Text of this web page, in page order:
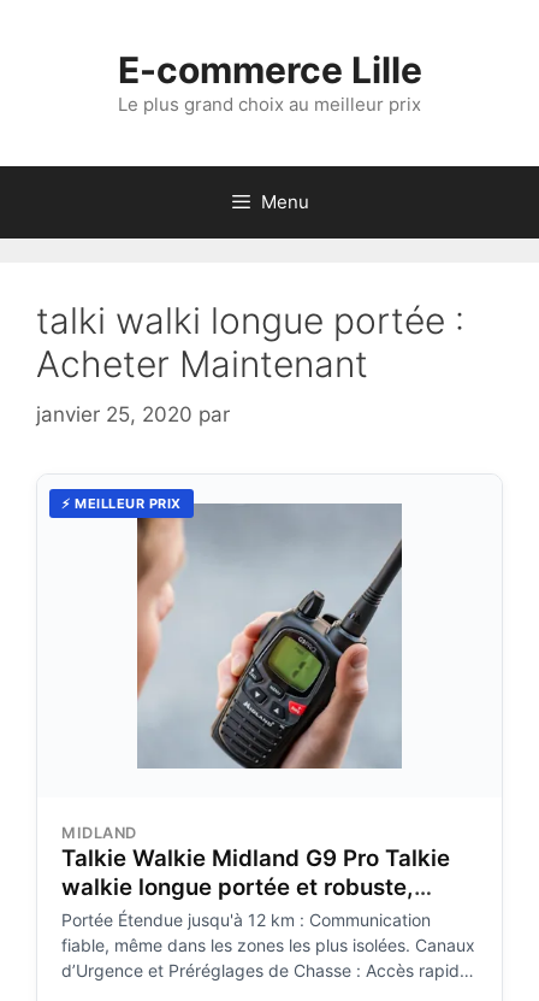
E-commerce Lille
Le plus grand choix au meilleur prix
Menu
talki walki longue portée :
Acheter Maintenant
janvier 25, 2020 par
⚡ MEILLEUR PRIX
MIDLAND
Talkie Walkie Midland G9 Pro Talkie
walkie longue portée et robuste,
parfait pour la chasse et les
environnements exigeants.
Portée Étendue jusqu'à 12 km : Communication
fiable, même dans les zones les plus isolées. Canaux
d’Urgence et Préréglages de Chasse : Accès rapide